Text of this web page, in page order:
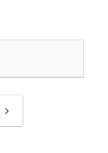
次